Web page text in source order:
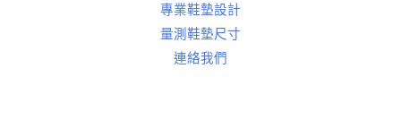
專業鞋墊設計
量測鞋墊尺寸
連絡我們